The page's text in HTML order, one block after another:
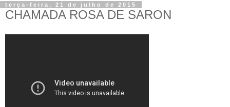
terça-feira, 21 de julho de 2015
CHAMADA ROSA DE SARON